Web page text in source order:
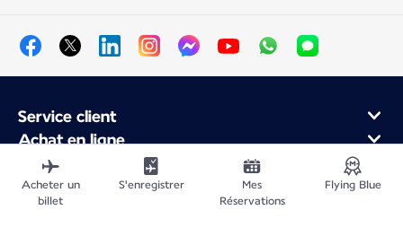
Service client
Achat en ligne
Programme de fidélité et partenaires
À propos d'Air France
Application Mobile Air France
Acheter un
billet
S'enregistrer
Mes
Réservations
Flying Blue